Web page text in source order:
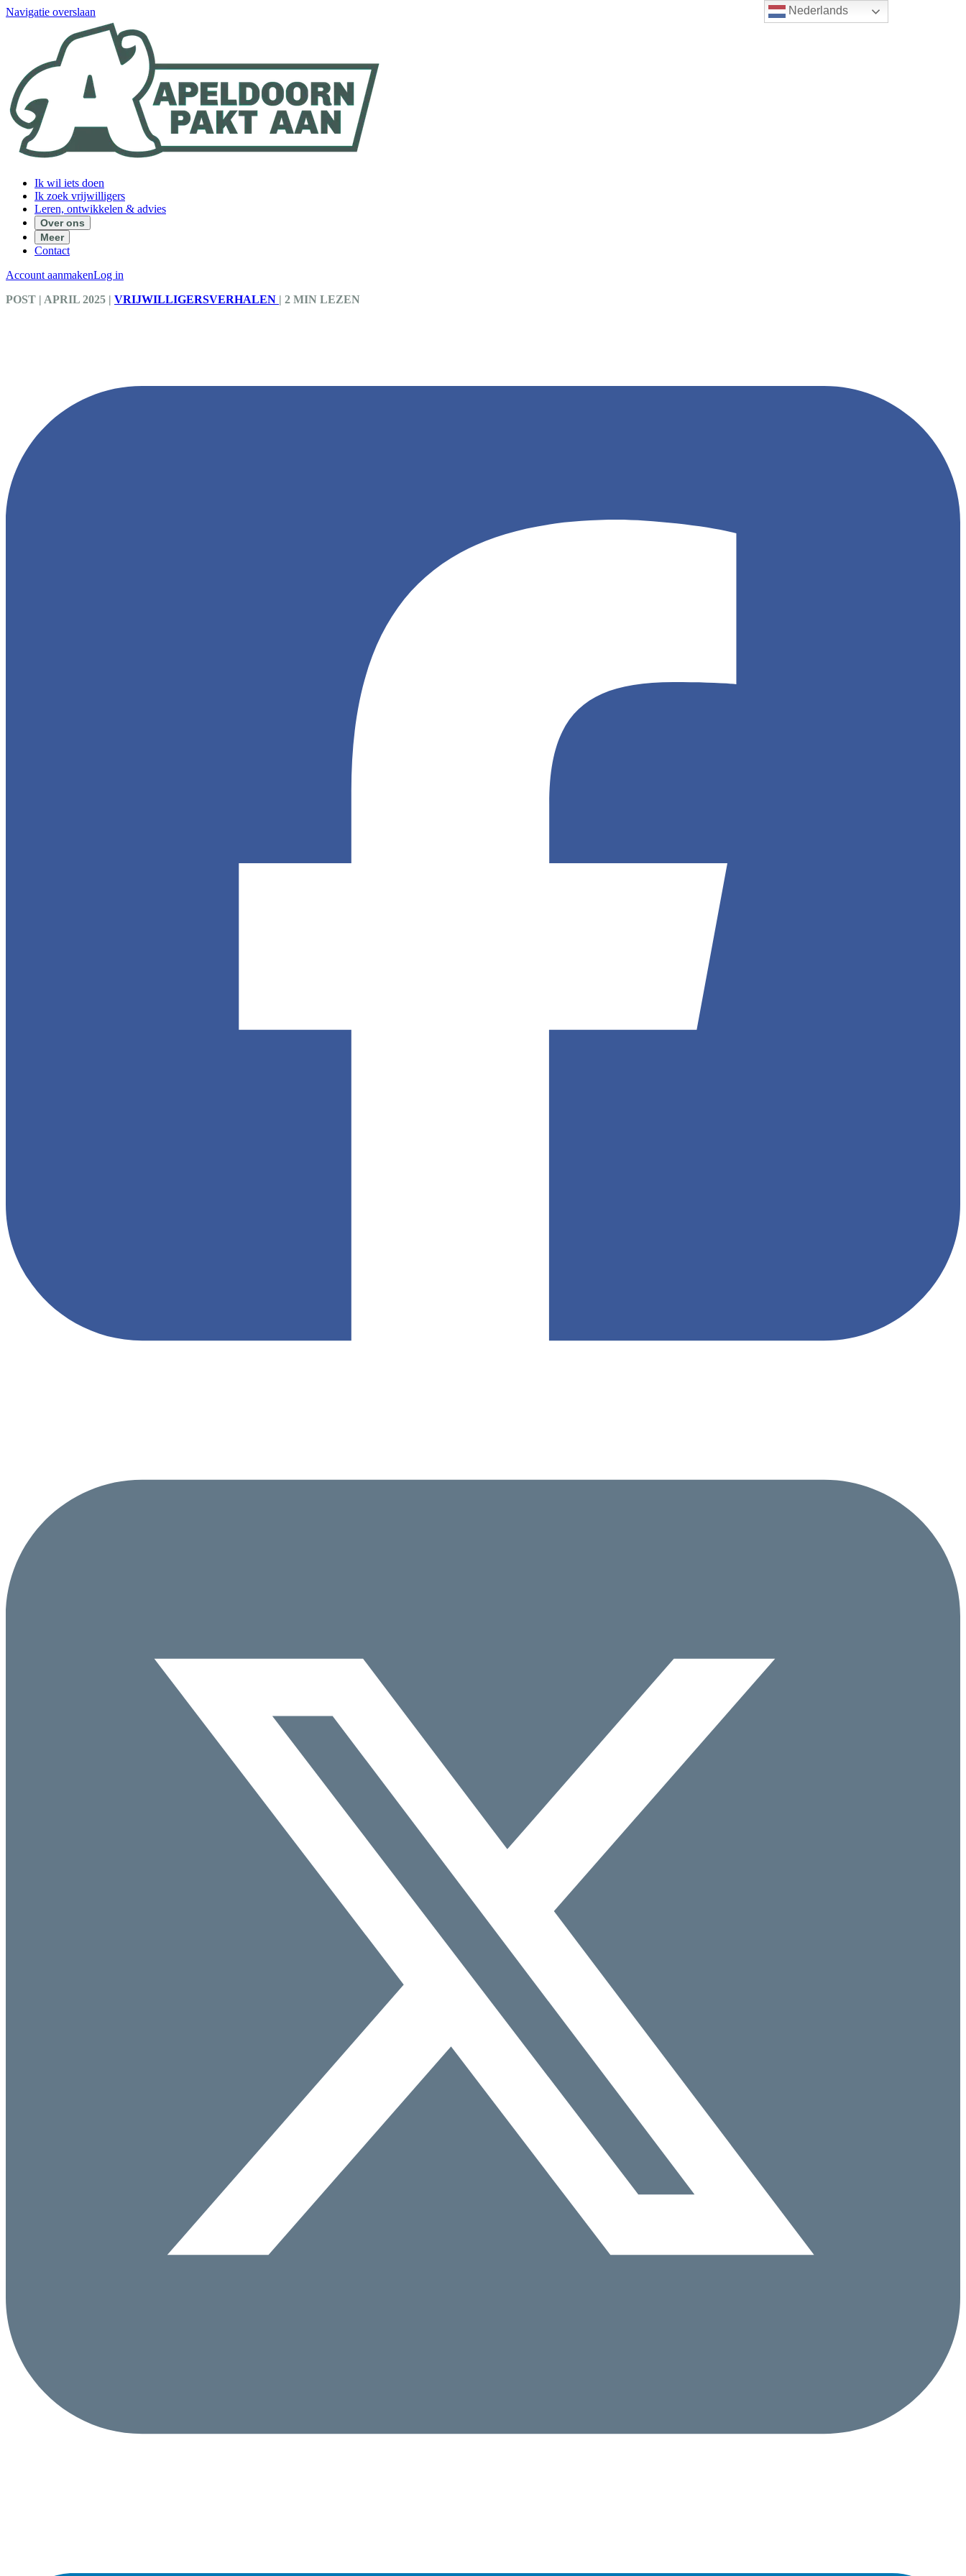
Nederlands
Navigatie overslaan
Ik wil iets doen
Ik zoek vrijwilligers
Leren, ontwikkelen & advies
Over ons
Meer
Contact
Account aanmakenLog in
POST | APRIL 2025 | VRIJWILLIGERSVERHALEN | 2 MIN LEZEN